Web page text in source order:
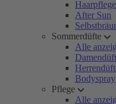
After Sun
Sommerdüfte
Alle
Bodyspray
Pflege
Alle